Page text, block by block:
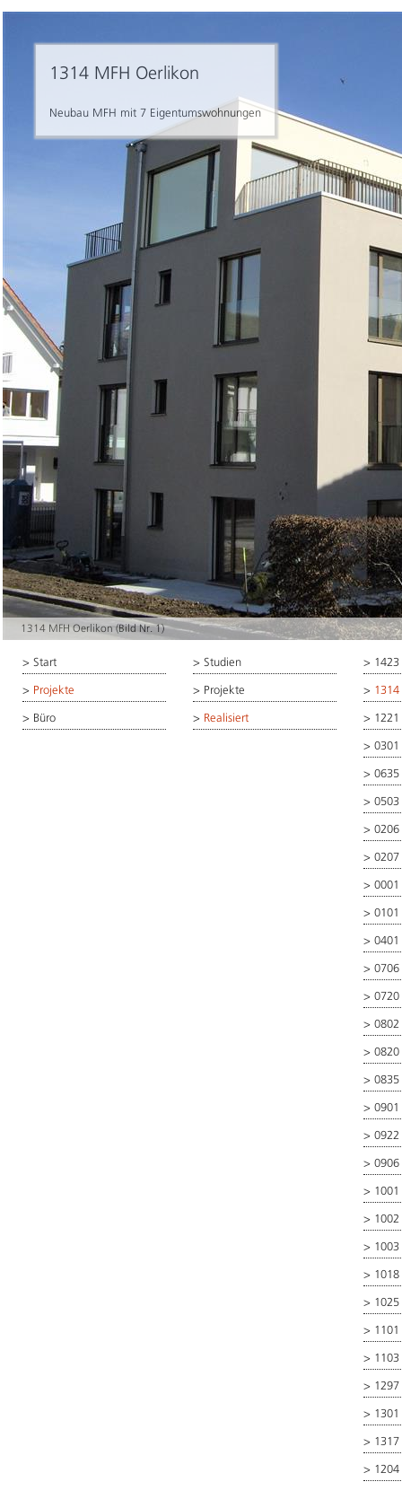
1314 MFH Oerlikon
Neubau MFH mit 7 Eigentumswohnungen
1314 MFH Oerlikon (Bild Nr. 1)
> Start
> Projekte
> Büro
> Studien
> Projekte
> Realisiert
>
>
>
> 0301
> 0635
> 0503
> 0206
> 0207
> 0001
> 0101
> 0401
> 0706
> 0720
> 0802
> 0820
> 0835
> 0901
> 0922
> 0906
>
> 1002
>
>
>
>
> 1103
>
>
> 1317
> 1204